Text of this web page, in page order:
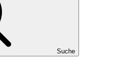
Suche